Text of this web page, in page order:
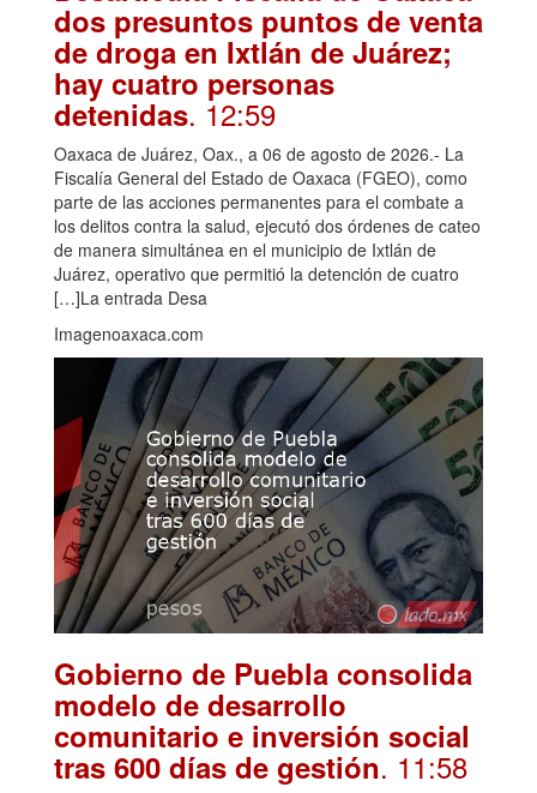
dos presuntos puntos de venta
de droga en Ixtlán de Juárez;
hay cuatro personas
detenidas. 12:59
Oaxaca de Juárez, Oax., a 06 de agosto de 2026.- La
Fiscalía General del Estado de Oaxaca (FGEO), como
parte de las acciones permanentes para el combate a
los delitos contra la salud, ejecutó dos órdenes de cateo
de manera simultánea en el municipio de Ixtlán de
Juárez, operativo que permitió la detención de cuatro
[…]La entrada Desa
Imagenoaxaca.com
Gobierno de Puebla consolida
modelo de desarrollo
comunitario e inversión social
tras 600 días de gestión. 11:58